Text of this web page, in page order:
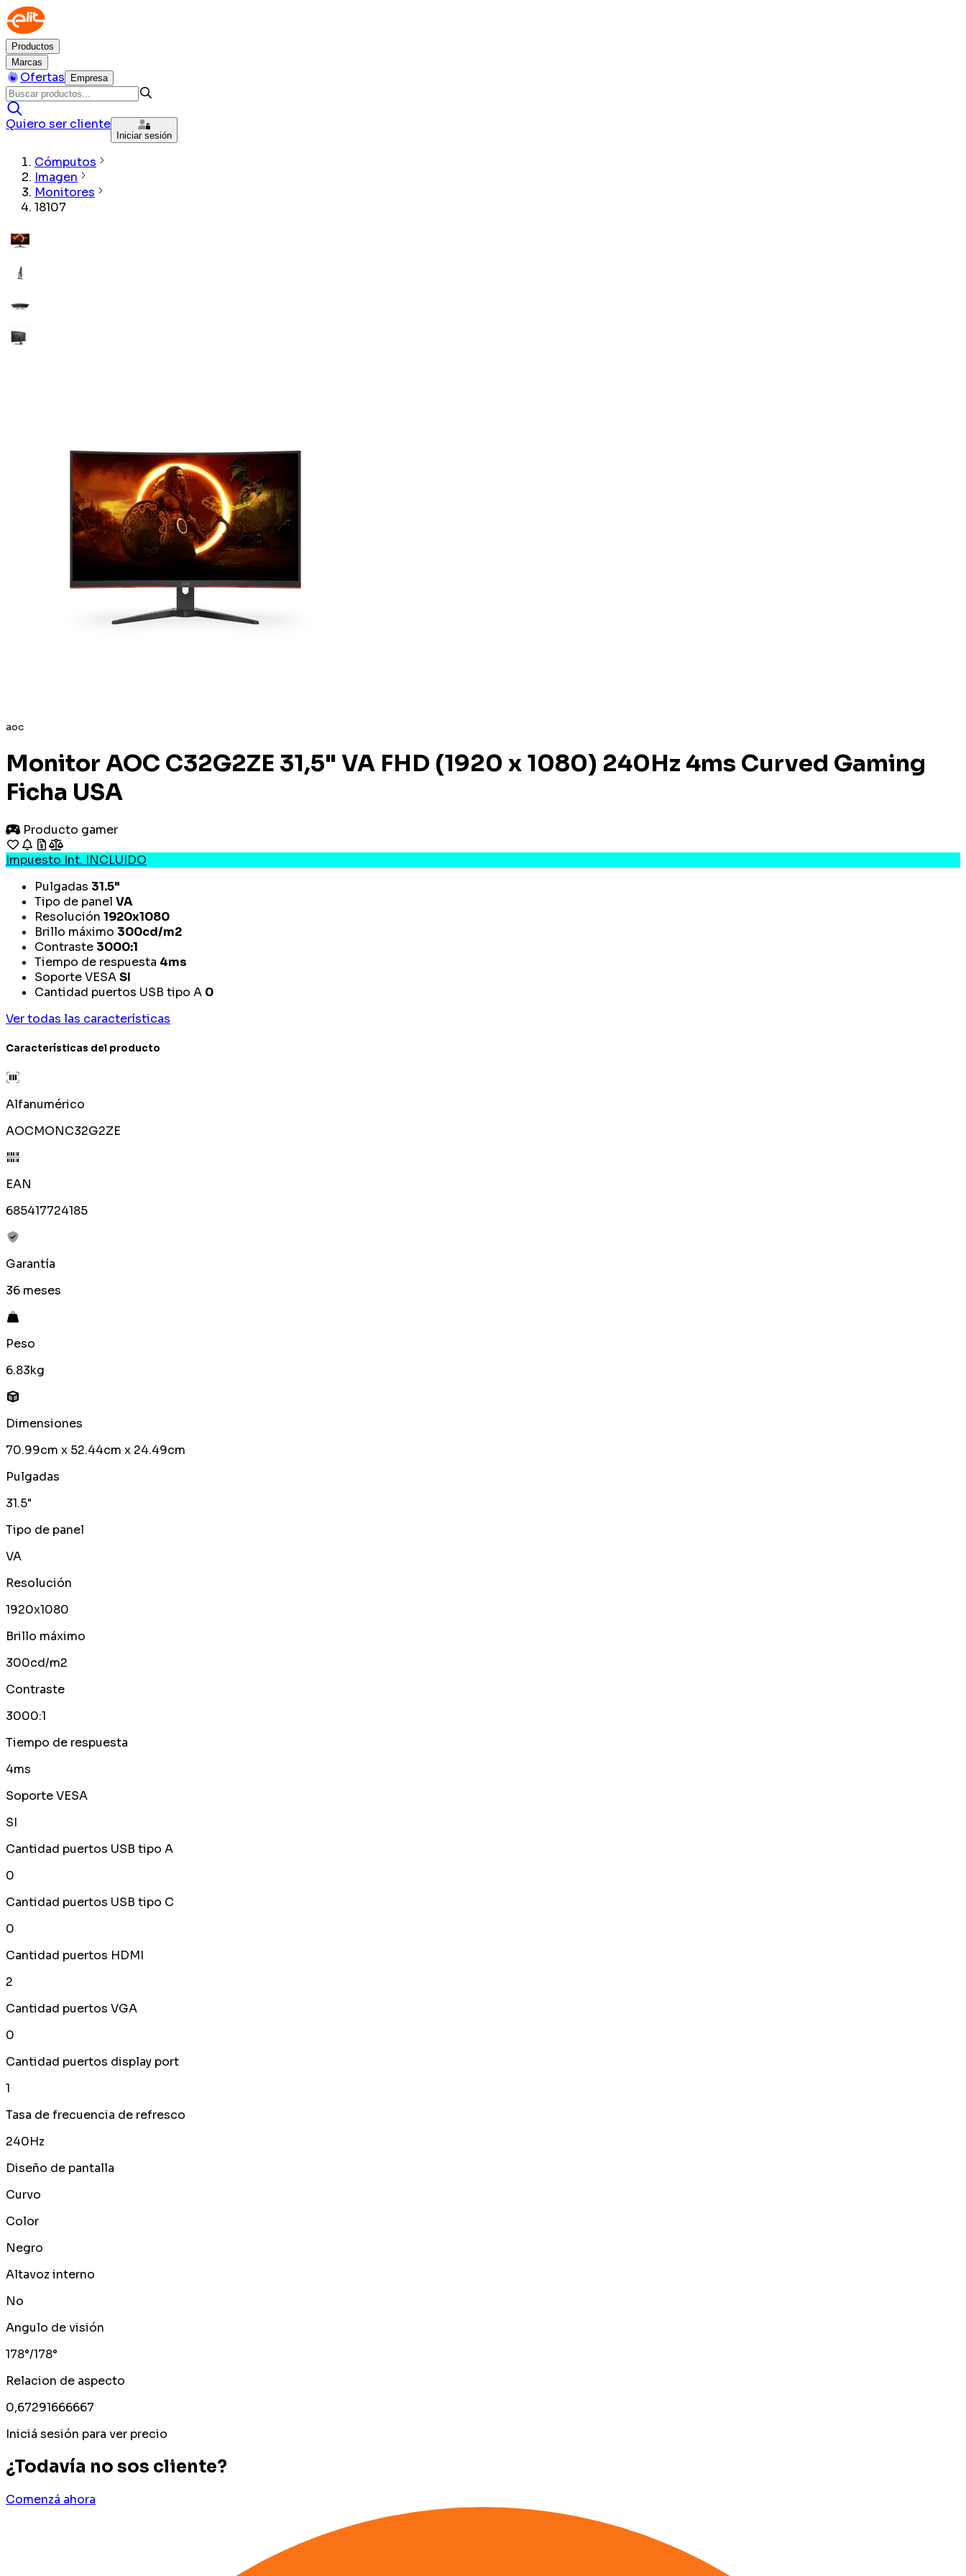
Productos
Marcas
Ofertas Empresa
Quiero ser cliente
Iniciar sesión
Cómputos
Imagen
Monitores
18107
aoc
Monitor AOC C32G2ZE 31,5" VA FHD (1920 x 1080) 240Hz 4ms Curved Gaming
Ficha USA
Producto gamer
Impuesto Int. INCLUIDO
Pulgadas 31.5"
Tipo de panel VA
Resolución 1920x1080
Brillo máximo 300cd/m2
Contraste 3000:1
Tiempo de respuesta 4ms
Soporte VESASI
Cantidad puertos USB tipo A 0
Ver todas las características
Características del producto
Alfanumérico
AOCMONC32G2ZE
EAN
685417724185
Garantía
36 meses
Peso
6.83kg
Dimensiones
70.99cm x 52.44cm x 24.49cm
Pulgadas
31.5"
Tipo de panel
VA
Resolución
1920x1080
Brillo máximo
300cd/m2
Contraste
3000:1
Tiempo de respuesta
4ms
Soporte VESA
SI
Cantidad puertos USB tipo A
0
Cantidad puertos USB tipo C
0
Cantidad puertos HDMI
2
Cantidad puertos VGA
0
Cantidad puertos display port
1
Tasa de frecuencia de refresco
240Hz
Diseño de pantalla
Curvo
Color
Negro
Altavoz interno
No
Angulo de visión
178°/178°
Relacion de aspecto
0,67291666667
Iniciá sesión para ver precio
¿Todavía no sos cliente?
Comenzá ahora